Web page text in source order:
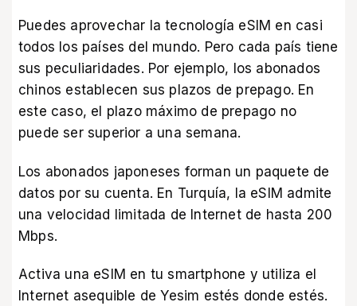
Puedes aprovechar la tecnología eSIM en casi
todos los países del mundo. Pero cada país tiene
sus peculiaridades. Por ejemplo, los abonados
chinos establecen sus plazos de prepago. En
este caso, el plazo máximo de prepago no
puede ser superior a una semana.
Los abonados japoneses forman un paquete de
datos por su cuenta. En Turquía, la eSIM admite
una velocidad limitada de Internet de hasta 200
Mbps.
Activa una eSIM en tu smartphone y utiliza el
Internet asequible de Yesim estés donde estés.